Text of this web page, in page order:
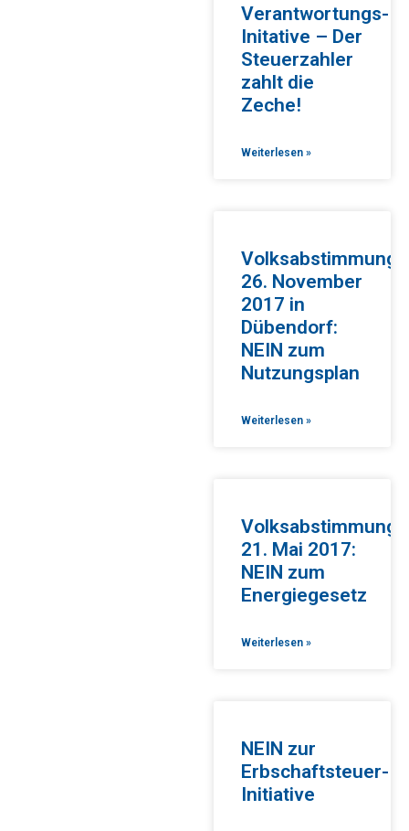
Verantwortungs-
Initative – Der
Steuerzahler
zahlt die
Zeche!
Weiterlesen »
Volksabstimmung
26. November
2017 in
Dübendorf:
NEIN zum
Nutzungsplan
Weiterlesen »
Volksabstimmung
21. Mai 2017:
NEIN zum
Energiegesetz
Weiterlesen »
NEIN zur
Erbschaftsteuer-
Initiative